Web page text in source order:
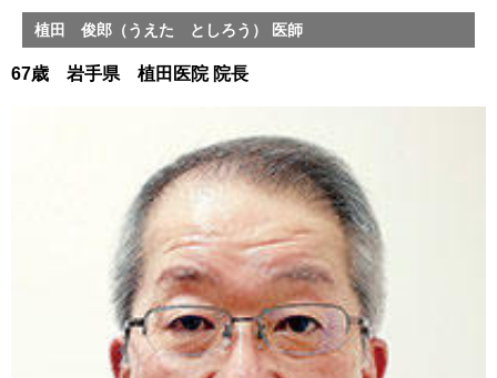
植田 俊郎（うえた としろう） 医師
67歳 岩手県 植田医院 院長